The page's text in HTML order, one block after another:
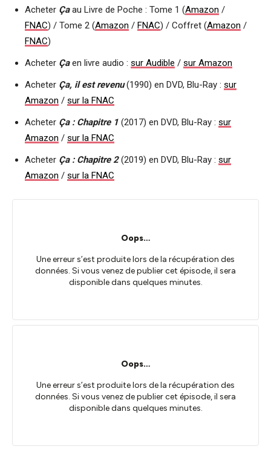
Acheter Ça au Livre de Poche : Tome 1 (Amazon /
FNAC) / Tome 2 (Amazon / FNAC) / Coffret (Amazon /
FNAC)
Acheter Çaen livre audio : sur Audible / sur Amazon
Acheter Ça, il est revenu(1990) en DVD, Blu-Ray : sur
Amazon / sur la FNAC
Acheter Ça : Chapitre 1 (2017) en DVD, Blu-Ray : sur
Amazon / sur la FNAC
Acheter Ça : Chapitre 2(2019) en DVD, Blu-Ray : sur
Amazon / sur la FNAC